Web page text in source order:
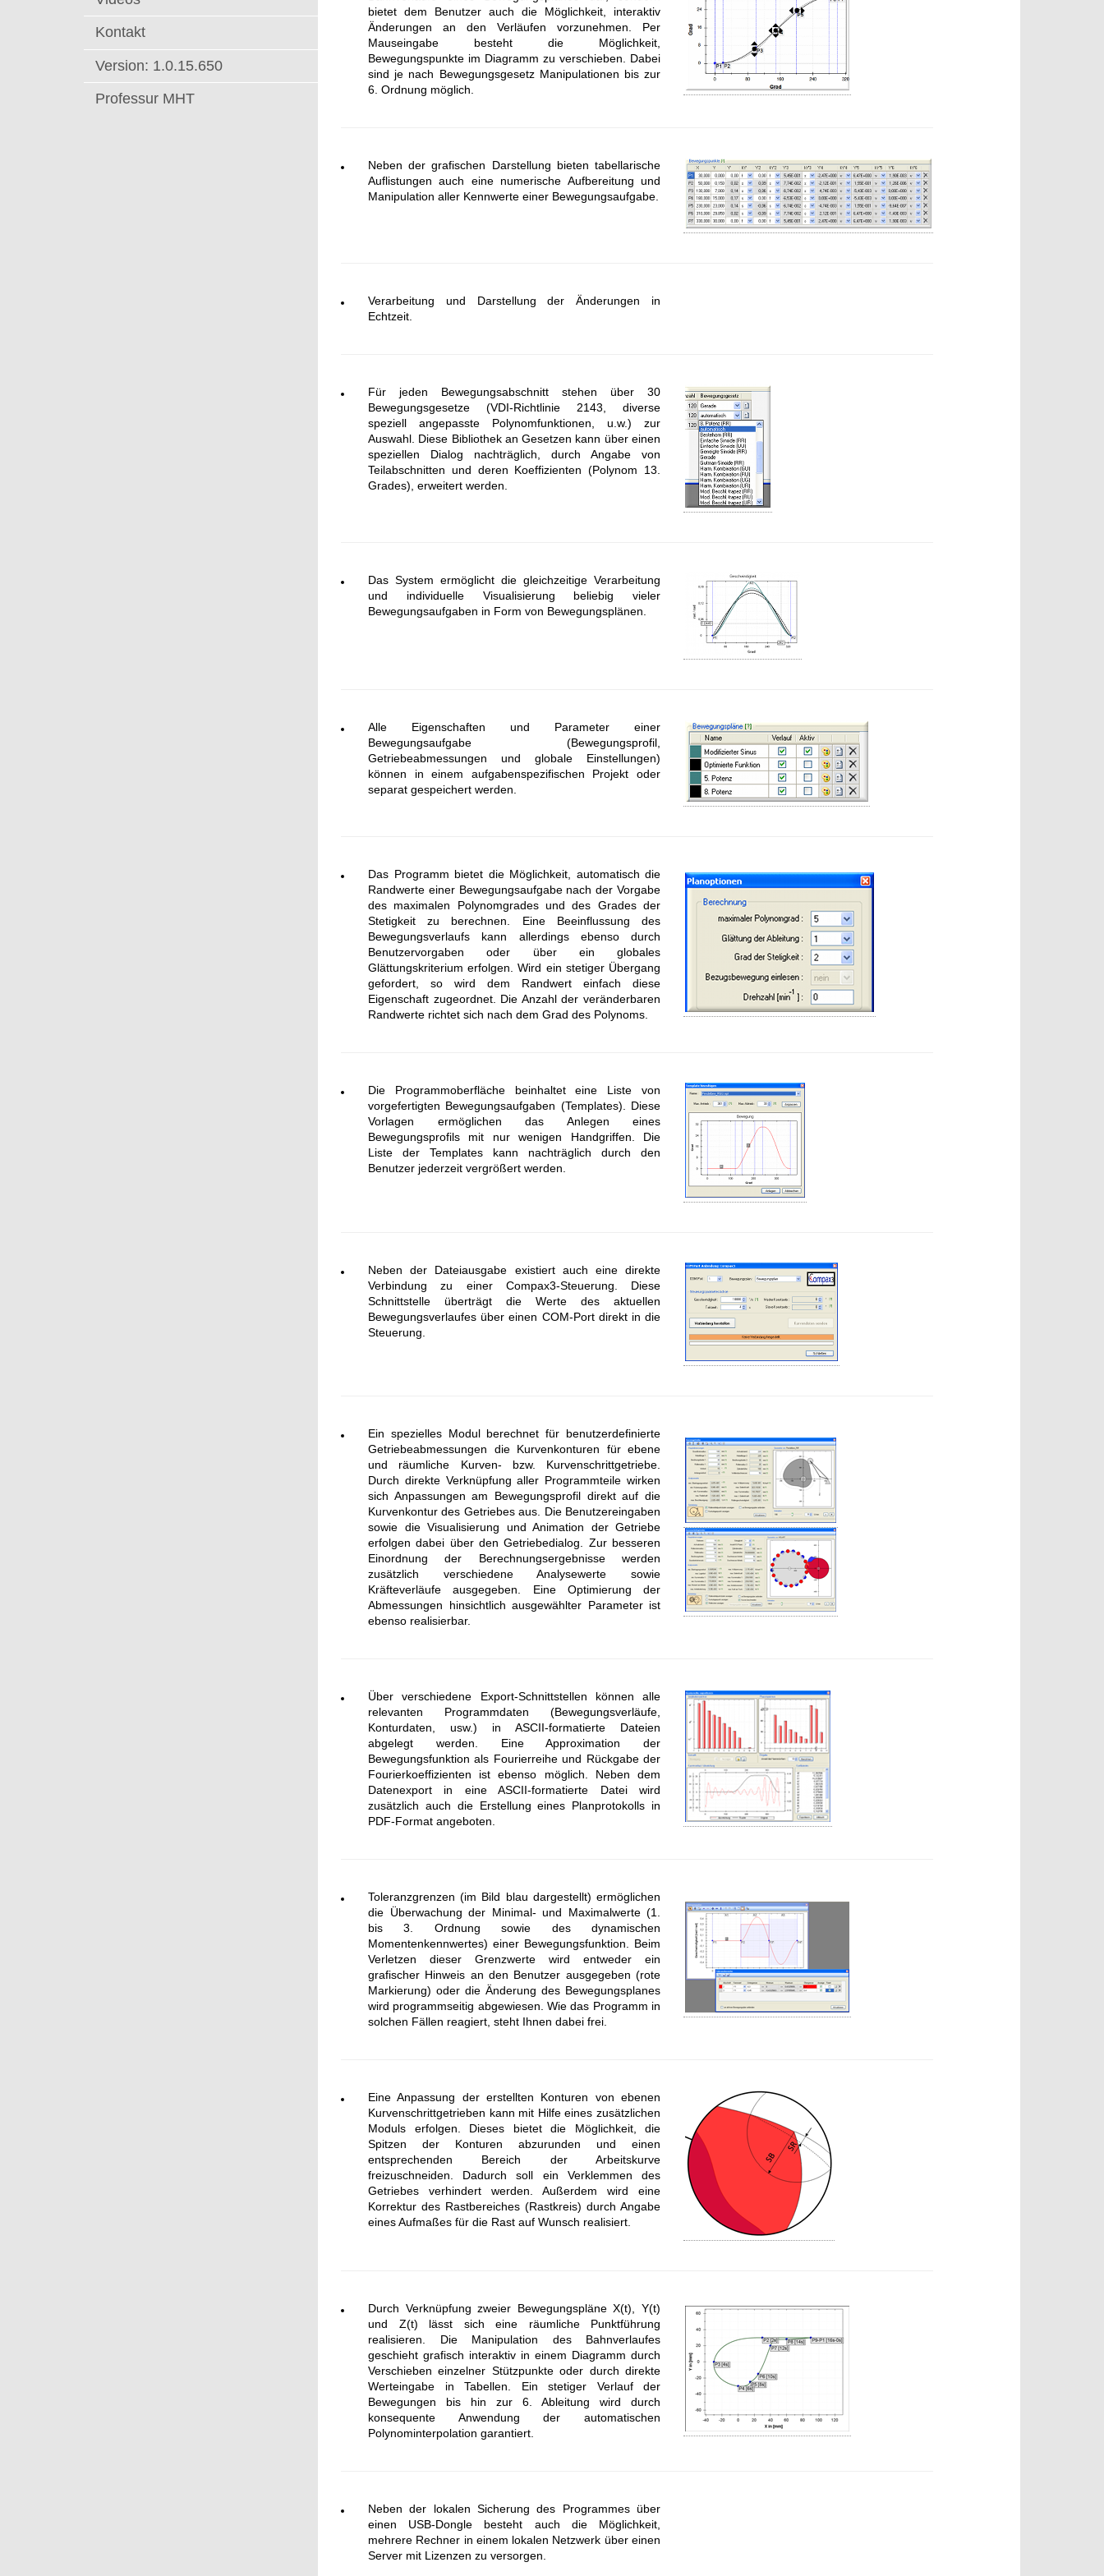
Kontakt
Version: 1.0.15.650
Professur MHT
bietet dem Benutzer auch die Möglichkeit, interaktiv
Änderungen an den Verläufen vorzunehmen. Per
Mauseingabe besteht die Möglichkeit,
Bewegungspunkte im Diagramm zu verschieben. Dabei
sind je nach Bewegungsgesetz Manipulationen bis zur
6. Ordnung möglich.
Neben der grafischen Darstellung bieten tabellarische
Auflistungen auch eine numerische Aufbereitung und
Manipulation aller Kennwerte einer Bewegungsaufgabe.
Verarbeitung und Darstellung der Änderungen in
Echtzeit.
Für jeden Bewegungsabschnitt stehen über 30
Bewegungsgesetze (VDI-Richtlinie 2143, diverse
speziell angepasste Polynomfunktionen, u.w.) zur
Auswahl. Diese Bibliothek an Gesetzen kann über einen
speziellen Dialog nachträglich, durch Angabe von
Teilabschnitten und deren Koeffizienten (Polynom 13.
Grades), erweitert werden.
Das System ermöglicht die gleichzeitige Verarbeitung
und individuelle Visualisierung beliebig vieler
Bewegungsaufgaben in Form von Bewegungsplänen.
Alle Eigenschaften und Parameter einer
Bewegungsaufgabe (Bewegungsprofil,
Getriebeabmessungen und globale Einstellungen)
können in einem aufgabenspezifischen Projekt oder
separat gespeichert werden.
Das Programm bietet die Möglichkeit, automatisch die
Randwerte einer Bewegungsaufgabe nach der Vorgabe
des maximalen Polynomgrades und des Grades der
Stetigkeit zu berechnen. Eine Beeinflussung des
Bewegungsverlaufs kann allerdings ebenso durch
Benutzervorgaben oder über ein globales
Glättungskriterium erfolgen. Wird ein stetiger Übergang
gefordert, so wird dem Randwert einfach diese
Eigenschaft zugeordnet. Die Anzahl der veränderbaren
Randwerte richtet sich nach dem Grad des Polynoms.
Die Programmoberfläche beinhaltet eine Liste von
vorgefertigten Bewegungsaufgaben (Templates). Diese
Vorlagen ermöglichen das Anlegen eines
Bewegungsprofils mit nur wenigen Handgriffen. Die
Liste der Templates kann nachträglich durch den
Benutzer jederzeit vergrößert werden.
Neben der Dateiausgabe existiert auch eine direkte
Verbindung zu einer Compax3-Steuerung. Diese
Schnittstelle überträgt die Werte des aktuellen
Bewegungsverlaufes über einen COM-Port direkt in die
Steuerung.
Ein spezielles Modul berechnet für benutzerdefinierte
Getriebeabmessungen die Kurvenkonturen für ebene
und räumliche Kurven- bzw. Kurvenschrittgetriebe.
Durch direkte Verknüpfung aller Programmteile wirken
sich Anpassungen am Bewegungsprofil direkt auf die
Kurvenkontur des Getriebes aus. Die Benutzereingaben
sowie die Visualisierung und Animation der Getriebe
erfolgen dabei über den Getriebedialog. Zur besseren
Einordnung der Berechnungsergebnisse werden
zusätzlich verschiedene Analysewerte sowie
Kräfteverläufe ausgegeben. Eine Optimierung der
Abmessungen hinsichtlich ausgewählter Parameter ist
ebenso realisierbar.
Über verschiedene Export-Schnittstellen können alle
relevanten Programmdaten (Bewegungsverläufe,
Konturdaten, usw.) in ASCII-formatierte Dateien
abgelegt werden. Eine Approximation der
Bewegungsfunktion als Fourierreihe und Rückgabe der
Fourierkoeffizienten ist ebenso möglich. Neben dem
Datenexport in eine ASCII-formatierte Datei wird
zusätzlich auch die Erstellung eines Planprotokolls in
PDF-Format angeboten.
Toleranzgrenzen (im Bild blau dargestellt) ermöglichen
die Überwachung der Minimal- und Maximalwerte (1.
bis 3. Ordnung sowie des dynamischen
Momentenkennwertes) einer Bewegungsfunktion. Beim
Verletzen dieser Grenzwerte wird entweder ein
grafischer Hinweis an den Benutzer ausgegeben (rote
Markierung) oder die Änderung des Bewegungsplanes
wird programmseitig abgewiesen. Wie das Programm in
solchen Fällen reagiert, steht Ihnen dabei frei.
Eine Anpassung der erstellten Konturen von ebenen
Kurvenschrittgetrieben kann mit Hilfe eines zusätzlichen
Moduls erfolgen. Dieses bietet die Möglichkeit, die
Spitzen der Konturen abzurunden und einen
entsprechenden Bereich der Arbeitskurve
freizuschneiden. Dadurch soll ein Verklemmen des
Getriebes verhindert werden. Außerdem wird eine
Korrektur des Rastbereiches (Rastkreis) durch Angabe
eines Aufmaßes für die Rast auf Wunsch realisiert.
Durch Verknüpfung zweier Bewegungspläne X(t), Y(t)
und Z(t) lässt sich eine räumliche Punktführung
realisieren. Die Manipulation des Bahnverlaufes
geschieht grafisch interaktiv in einem Diagramm durch
Verschieben einzelner Stützpunkte oder durch direkte
Werteingabe in Tabellen. Ein stetiger Verlauf der
Bewegungen bis hin zur 6. Ableitung wird durch
konsequente Anwendung der automatischen
Polynominterpolation garantiert.
Neben der lokalen Sicherung des Programmes über
einen USB-Dongle besteht auch die Möglichkeit,
mehrere Rechner in einem lokalen Netzwerk über einen
Server mit Lizenzen zu versorgen.